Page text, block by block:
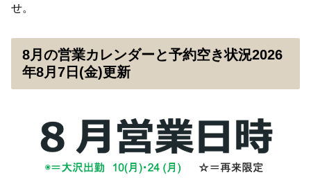
せ。
8月の営業カレンダーと予約空き状況2026
年8月7日(金)更新